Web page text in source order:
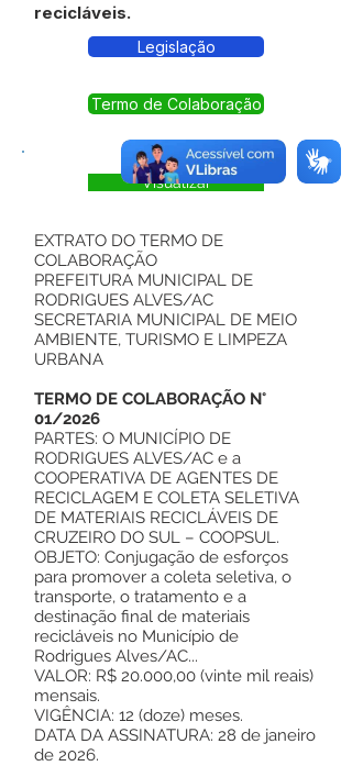
recicláveis.
Legislação
Termo de Colaboração
Visualizar
EXTRATO DO TERMO DE
COLABORAÇÃO
PREFEITURA MUNICIPAL DE
RODRIGUES ALVES/AC
SECRETARIA MUNICIPAL DE MEIO
AMBIENTE, TURISMO E LIMPEZA
URBANA
TERMO DE COLABORAÇÃO N°
01/2026
PARTES: O MUNICÍPIO DE
RODRIGUES ALVES/AC e a
COOPERATIVA DE AGENTES DE
RECICLAGEM E COLETA SELETIVA
DE MATERIAIS RECICLÁVEIS DE
CRUZEIRO DO SUL – COOPSUL.
OBJETO: Conjugação de esforços
para promover a coleta seletiva, o
transporte, o tratamento e a
destinação final de materiais
recicláveis no Município de
Rodrigues Alves/AC...
VALOR: R$ 20.000,00 (vinte mil reais)
mensais.
VIGÊNCIA: 12 (doze) meses.
DATA DA ASSINATURA: 28 de janeiro
de 2026.